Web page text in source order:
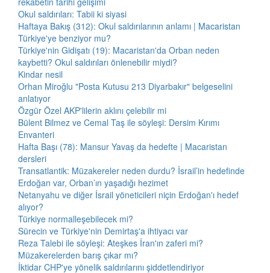
Okul saldırıları: Tabii ki siyasi
Haftaya Bakış (312): Okul saldırılarının anlamı | Macaristan
Türkiye'ye benziyor mu?
Türkiye'nin Gidişatı (19): Macaristan'da Orban neden
kaybetti? Okul saldırıları önlenebilir miydi?
Kindar nesil
Orhan Miroğlu "Posta Kutusu 213 Diyarbakır" belgeselini
anlatıyor
Özgür Özel AKP'lilerin aklını çelebilir mi
Bülent Bilmez ve Cemal Taş ile söyleşi: Dersim Kırımı
Envanteri
Hafta Başı (78): Mansur Yavaş da hedefte | Macaristan
dersleri
Transatlantik: Müzakereler neden durdu? İsrail’in hedefinde
Erdoğan var, Orban’ın yaşadığı hezimet
Netanyahu ve diğer İsrail yöneticileri niçin Erdoğan'ı hedef
alıyor?
Türkiye normalleşebilecek mi?
Sürecin ve Türkiye'nin Demirtaş'a ihtiyacı var
Reza Talebi ile söyleşi: Ateşkes İran'ın zaferi mi?
Müzakerelerden barış çıkar mı?
İktidar CHP'ye yönelik saldırılarını şiddetlendiriyor